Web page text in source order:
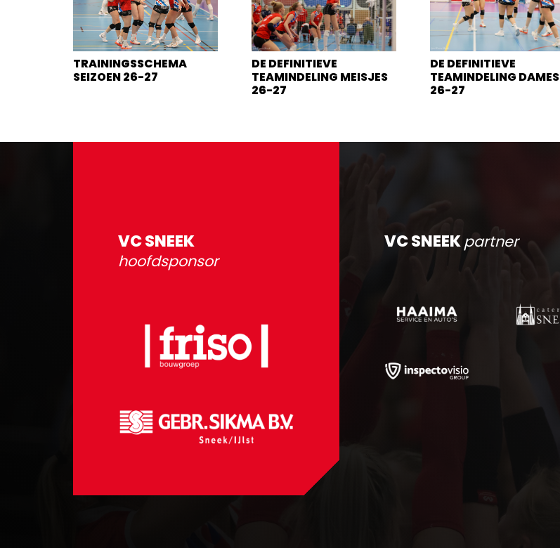
TRAININGSSCHEMA
SEIZOEN 26-27
DE DEFINITIEVE
TEAMINDELING MEISJES
26-27
DE DEFINITIEVE
TEAMINDELING DAMES
26-27
VC SNEEK
hoofdsponsor
VC SNEEKpartner